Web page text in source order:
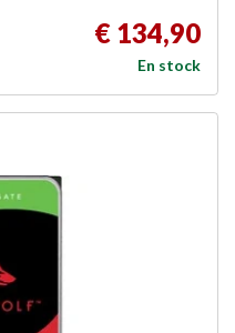
€ 134,90
En stock